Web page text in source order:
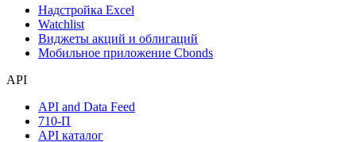
Календарь инвестора
Инструментарий
Надстройка Excel
Мобильное приложение Cbonds
API